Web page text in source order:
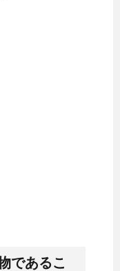
であるこ